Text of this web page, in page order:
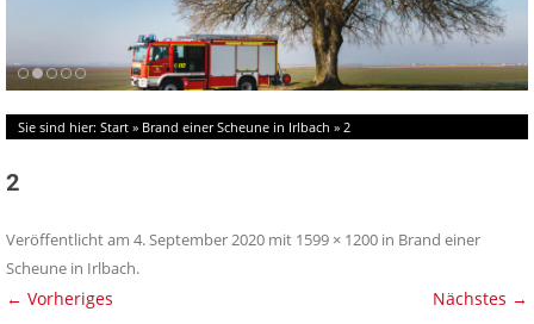
Sie sind hier: Start » Brand einer Scheune in Irlbach » 2
2
Veröffentlicht am 4. September 2020 mit 1599 × 1200 in Brand einer
Scheune in Irlbach.
← Vorheriges Nächstes →